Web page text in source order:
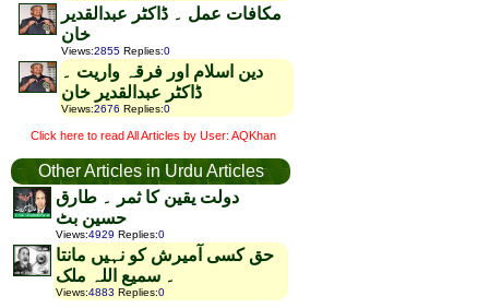
مکافات عمل ۔ ڈاکٹر عبدالقدیر
خان
Views:2855 Replies:0
دین اسلام اور فرقہ واریت ۔
ڈاکٹر عبدالقدیر خان
Views:2676 Replies:0
Click here to read All Articles by User: AQKhan
Other Articles in Urdu Articles
دولت یقین کا ثمر ۔ طارق
حسین بٹ
Views:4929 Replies:0
حق کسی آمیرش کو نہیں مانتا
۔ سمیع اللہ ملک
Views:4883 Replies:0